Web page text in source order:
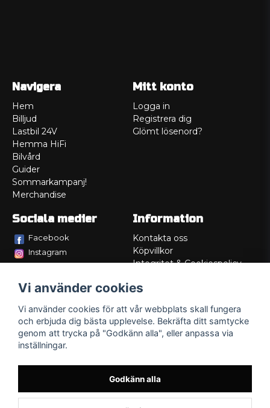
Navigera
Hem
Billjud
Lastbil 24V
Hemma HiFi
Bilvård
Guider
Sommarkampanj!
Merchandise
Mitt konto
Logga in
Registrera dig
Glömt lösenord?
Sociala medier
Facebook
Instagram
Information
Kontakta oss
Köpvillkor
Integritet & Cookiespolicy
Service/Garanti
Lådritning
Om oss
Vi använder cookies
Vi använder cookies för att vår webbplats skall fungera
och erbjuda dig bästa upplevelse. Bekräfta ditt samtycke
genom att trycka på "Godkänn alla", eller anpassa via
inställningar.
Godkänn alla